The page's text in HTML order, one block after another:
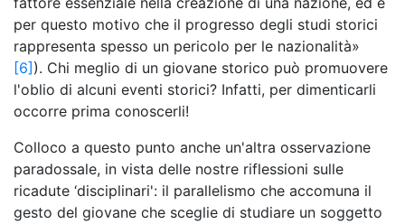
per questo motivo che il progresso degli studi storici
rappresenta spesso un pericolo per le nazionalità»
[6] ). Chi meglio di un giovane storico può promuovere
l'oblio di alcuni eventi storici? Infatti, per dimenticarli
occorre prima conoscerli!
Colloco a questo punto anche un'altra osservazione
paradossale, in vista delle nostre riflessioni sulle
ricadute ‘disciplinari': il parallelismo che accomuna il
gesto del giovane che sceglie di studiare un soggetto